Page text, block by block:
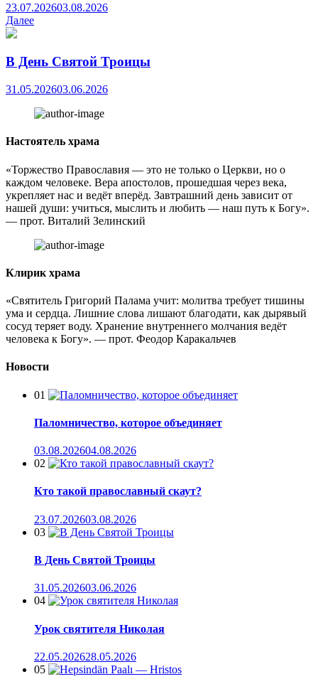
23.07.202603.08.2026
Далее
В День Святой Троицы
31.05.202603.06.2026
Настоятель храма
«Торжество Православия — это не только о Церкви, но о
каждом человеке. Вера апостолов, прошедшая через века,
укрепляет нас и ведёт вперёд. Завтрашний день зависит от
нашей души: учиться, мыслить и любить — наш путь к Богу».
— прот. Виталий Зелинский
Клирик храма
«Святитель Григорий Палама учит: молитва требует тишины
ума и сердца. Лишние слова лишают благодати, как дырявый
сосуд теряет воду. Хранение внутреннего молчания ведёт
человека к Богу». — прот. Феодор Каракальчев
Новости
01
Паломничество, которое объединяет
03.08.202604.08.2026
02
Кто такой православный скаут?
23.07.202603.08.2026
03
В День Святой Троицы
31.05.202603.06.2026
04
Урок святителя Николая
22.05.202628.05.2026
05